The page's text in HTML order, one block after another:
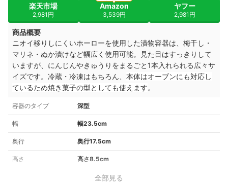
楽天市場
2,981円
Amazon
3,539円
ヤフー
2,981円
商品概要
ニオイ移りしにくいホーローを使用した漬物容器は、梅干し・
マリネ・ぬか漬けなど幅広く使用可能。見た目はすっきりして
いますが、にんじんやきゅうりをまるごと1本入れられる広々サ
イズです。冷蔵・冷凍はもちろん、 本体はオーブンにも対応し
ているため焼き菓子の型としても使えます。
容器のタイプ 深型
幅 幅23.5cm
奥行 奥行17.5cm
高さ 高さ8.5cm
全部見る